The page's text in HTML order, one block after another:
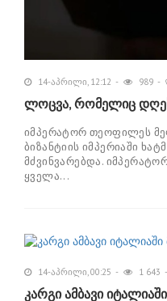
14-აპრილი, 12:12 989
ლოცვა, რომელიც
იმპერატორ თეოფილეს
ბიზანტიის იმპერიაში
მძვინვარებდა.
ყველა...
14-აპრილი, 00:25 1 643
კარგი ამბავი